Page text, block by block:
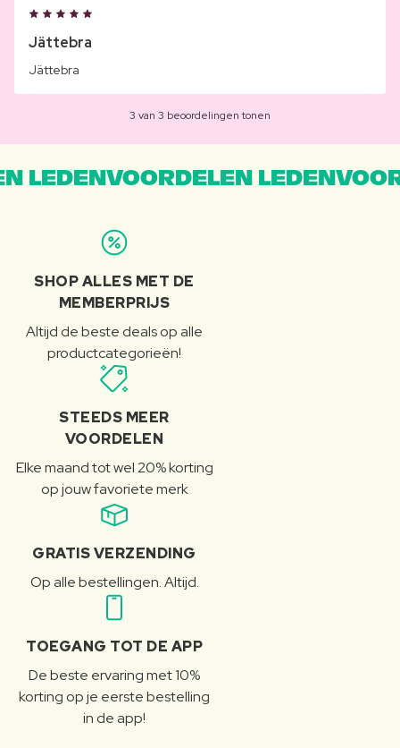
Jättebra
Jättebra
3 van 3 beoordelingen tonen
LEDENVOORDELEN
SHOP ALLES MET DE
MEMBERPRIJS
Altijd de beste deals op alle
productcategorieën!
STEEDS MEER
VOORDELEN
Elke maand tot wel 20% korting
op jouw favoriete merk
GRATIS VERZENDING
Op alle bestellingen. Altijd.
TOEGANG TOT DE APP
De beste ervaring met 10%
korting op je eerste bestelling
in de app!